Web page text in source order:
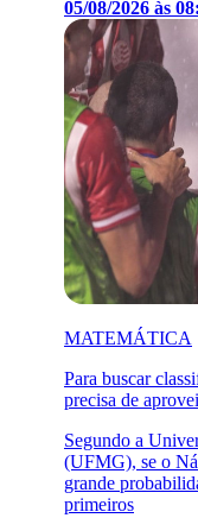
05/08/2026 às
MATEMÁTICA
Para buscar
precisa de
Segundo a
(UFMG), se o
grande
primeiros